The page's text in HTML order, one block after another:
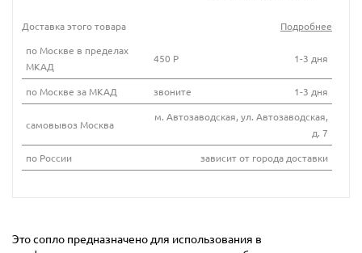
Доставка этого товара
Подробнее
по Москве в пределах
МКАД
450 Р 1-3 дня
по Москве за МКАД звоните 1-3 дня
самовывоз Москва
м. Автозаводская, ул. Автозаводская,
д. 7
по России
зависит от города доставки
Это сопло предназначено для использования в